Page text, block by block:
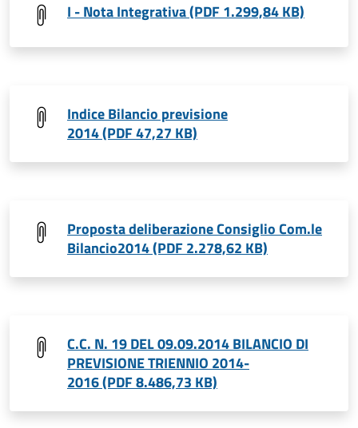
I - Nota Integrativa (PDF 1.299,84 KB)
Indice Bilancio previsione
2014 (PDF 47,27 KB)
Proposta deliberazione Consiglio Com.le
Bilancio2014 (PDF 2.278,62 KB)
C.C. N. 19 DEL 09.09.2014 BILANCIO DI
PREVISIONE TRIENNIO 2014-
2016 (PDF 8.486,73 KB)